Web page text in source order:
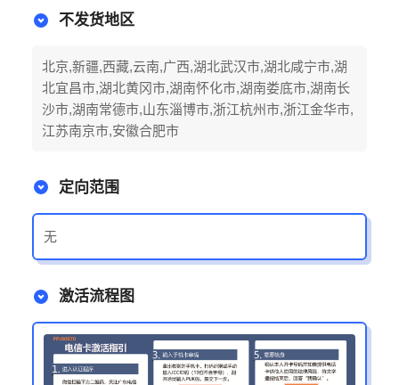
不发货地区
北京,新疆,西藏,云南,广西,湖北武汉市,湖北咸宁市,湖
北宜昌市,湖北黄冈市,湖南怀化市,湖南娄底市,湖南长
沙市,湖南常德市,山东淄博市,浙江杭州市,浙江金华市,
江苏南京市,安徽合肥市
定向范围
无
激活流程图